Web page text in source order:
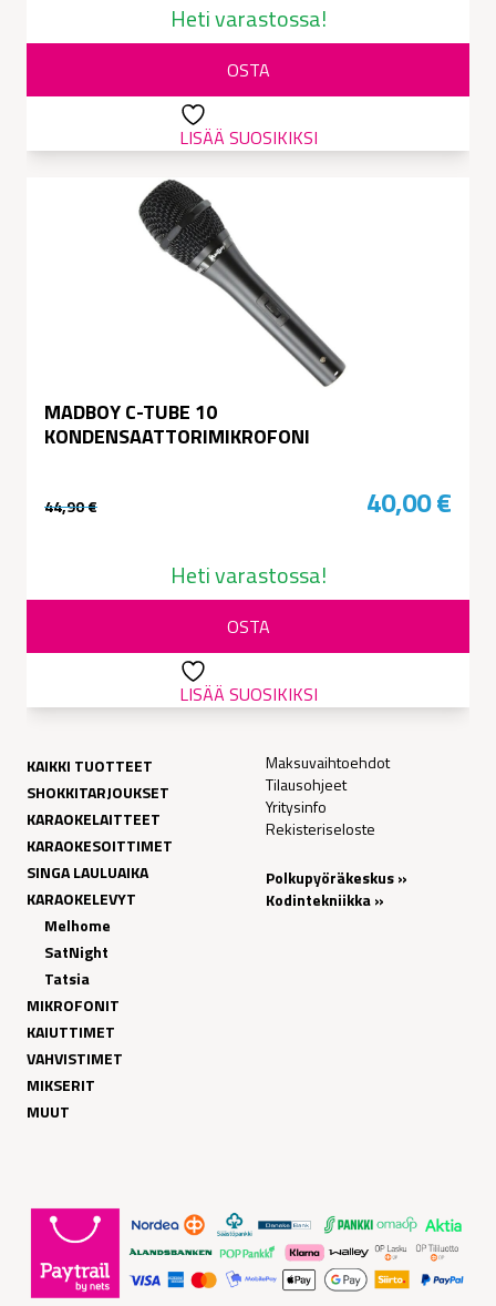
KAIKKI TUOTTEET
SHOKKITARJOUKSET
KARAOKELAITTEET
KARAOKESOITTIMET
SINGA LAULUAIKA
KARAOKELEVYT
Melhome
SatNight
Tatsia
MIKROFONIT
KAIUTTIMET
VAHVISTIMET
MIKSERIT
MUUT
Maksuvaihtoehdot
Tilausohjeet
Yritysinfo
Rekisteriseloste
Polkupyöräkeskus »
Kodintekniikka »
oli:
495,00 €.
on:
475,00 €.
Heti varastossa!
OSTA
LISÄÄ SUOSIKIKSI
MADBOY C-TUBE 10
KONDENSAATTORIMIKROFONI
44,90€
oli:
44,90 €.
40,00€
on:
40,00 €.
Heti varastossa!
OSTA
LISÄÄ SUOSIKIKSI